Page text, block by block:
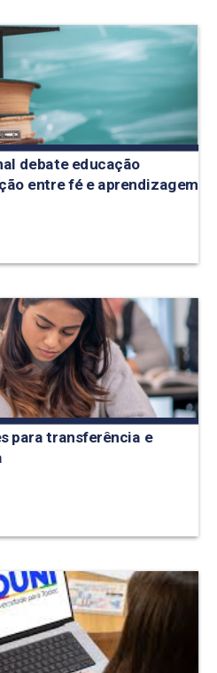
debate educação
entre fé e aprendizagem
para transferência e